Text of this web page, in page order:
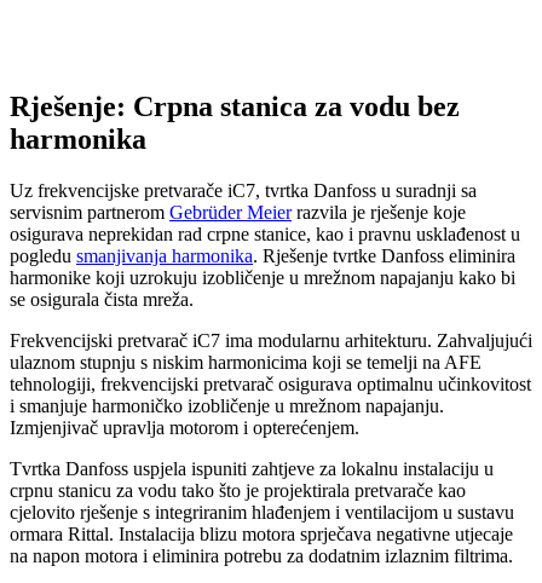
Rješenje: Crpna stanica za vodu bez
harmonika
Uz frekvencijske pretvarače iC7, tvrtka Danfoss u suradnji sa
servisnim partnerom Gebrüder Meierrazvila je rješenje koje
osigurava neprekidan rad crpne stanice, kao i pravnu usklađenost u
pogledu smanjivanja harmonika. Rješenje tvrtke Danfoss eliminira
harmonike koji uzrokuju izobličenje u mrežnom napajanju kako bi
se osigurala čista mreža.
Frekvencijski pretvarač iC7 ima modularnu arhitekturu. Zahvaljujući
ulaznom stupnju s niskim harmonicima koji se temelji na AFE
tehnologiji, frekvencijski pretvarač osigurava optimalnu učinkovitost
i smanjuje harmoničko izobličenje u mrežnom napajanju.
Izmjenjivač upravlja motorom i opterećenjem.
Tvrtka Danfoss uspjela ispuniti zahtjeve za lokalnu instalaciju u
crpnu stanicu za vodu tako što je projektirala pretvarače kao
cjelovito rješenje s integriranim hlađenjem i ventilacijom u sustavu
ormara Rittal. Instalacija blizu motora sprječava negativne utjecaje
na napon motora i eliminira potrebu za dodatnim izlaznim filtrima.